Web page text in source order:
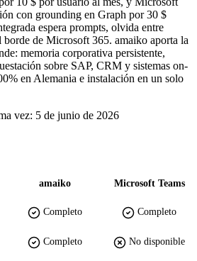
con grounding en Graph por 30 $
espera prompts, olvida entre
borde de Microsoft 365. amaiko aporta la
memoria corporativa persistente,
sobre SAP, CRM y sistemas on-
en Alemania e instalación en un solo
vez: 5 de junio de 2026
amaiko Microsoft Teams
Completo Completo
Completo No disponible